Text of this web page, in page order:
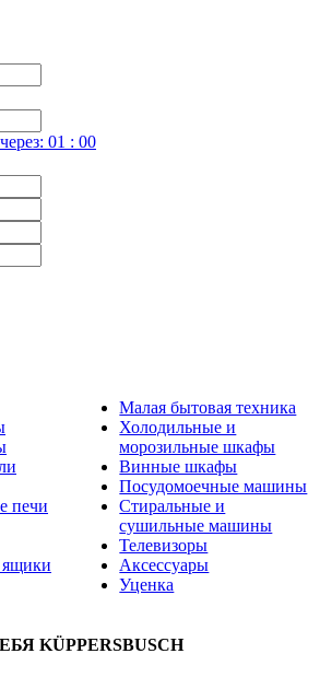
через: 01 : 00
печи
ящики
Малая бытовая техника
Холодильные и
морозильные шкафы
Винные шкафы
Посудомоечные машины
Стиральные и
сушильные машины
Телевизоры
Аксессуары
Уценка
KÜPPERSBUSCH